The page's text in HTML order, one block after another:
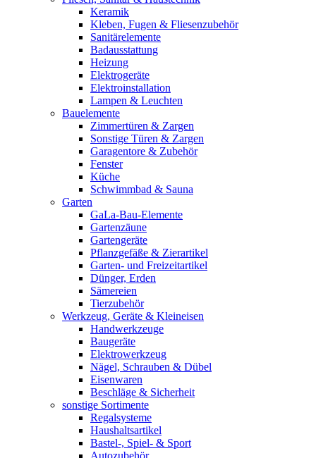
Keramik
Kleben, Fugen & Fliesenzubehör
Sanitärelemente
Badausstattung
Heizung
Elektrogeräte
Elektroinstallation
Lampen & Leuchten
Bauelemente
Zimmertüren & Zargen
Sonstige Türen & Zargen
Garagentore & Zubehör
Fenster
Küche
Schwimmbad & Sauna
Garten
GaLa-Bau-Elemente
Gartenzäune
Gartengeräte
Pflanzgefäße & Zierartikel
Garten- und Freizeitartikel
Dünger, Erden
Sämereien
Tierzubehör
Werkzeug, Geräte & Kleineisen
Handwerkzeuge
Baugeräte
Elektrowerkzeug
Nägel, Schrauben & Dübel
Eisenwaren
Beschläge & Sicherheit
sonstige Sortimente
Regalsysteme
Haushaltsartikel
Bastel-, Spiel- & Sport
Autozubehör